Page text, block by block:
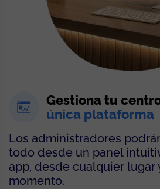
Gestiona tu
única plataforma
Los administradores
todo desde un panel
app, desde cualquier lugar
momento.